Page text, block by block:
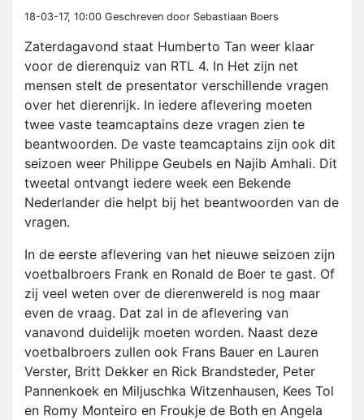
18-03-17, 10:00 Geschreven door Sebastiaan Boers
Zaterdagavond staat Humberto Tan weer klaar
voor de dierenquiz van RTL 4. In Het zijn net
mensen stelt de presentator verschillende vragen
over het dierenrijk. In iedere aflevering moeten
twee vaste teamcaptains deze vragen zien te
beantwoorden. De vaste teamcaptains zijn ook dit
seizoen weer Philippe Geubels en Najib Amhali. Dit
tweetal ontvangt iedere week een Bekende
Nederlander die helpt bij het beantwoorden van de
vragen.
In de eerste aflevering van het nieuwe seizoen zijn
voetbalbroers Frank en Ronald de Boer te gast. Of
zij veel weten over de dierenwereld is nog maar
even de vraag. Dat zal in de aflevering van
vanavond duidelijk moeten worden. Naast deze
voetbalbroers zullen ook Frans Bauer en Lauren
Verster, Britt Dekker en Rick Brandsteder, Peter
Pannenkoek en Miljuschka Witzenhausen, Kees Tol
en Romy Monteiro en Froukje de Both en Angela